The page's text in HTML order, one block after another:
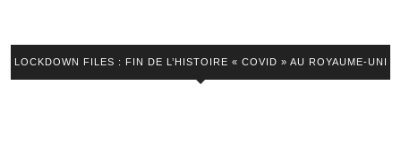
LOCKDOWN FILES : FIN DE L’HISTOIRE « COVID » AU ROYAUME-UNI